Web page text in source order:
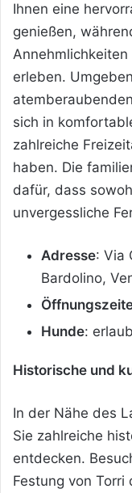
Ihnen eine
genießen,
erleben.
sich in
zahlreiche
haben. Die
dafür, dass
unvergessliche
Adresse: Via
Bardolino,
Hunde:
Historische und
In der Nähe des
Sie zahlreiche
entdecken.
Festung von Torri